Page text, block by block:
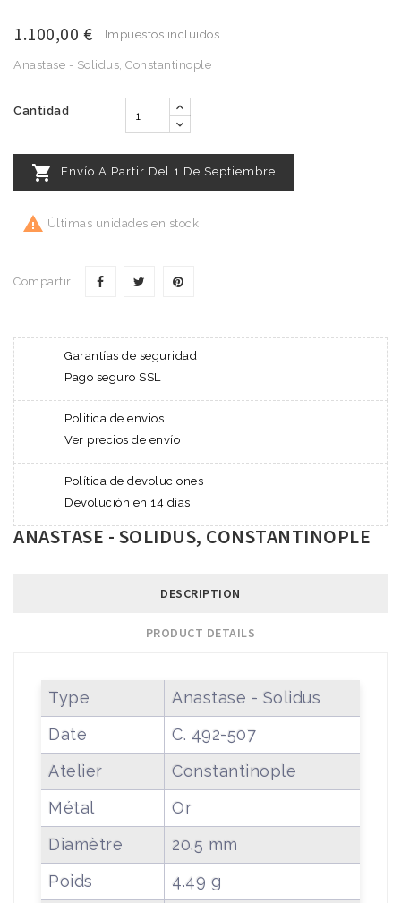
1.100,00 € Impuestos incluidos
Anastase - Solidus, Constantinople
Cantidad
 Envío A Partir Del 1 De Septiembre
 Últimas unidades en stock
Compartir
Garantías de seguridad
Pago seguro SSL
Politica de envios
Ver precios de envío
Política de devoluciones
Devolución en 14 días
ANASTASE - SOLIDUS, CONSTANTINOPLE
DESCRIPTION
PRODUCT DETAILS
Type
Anastase - Solidus
Date
C. 492-507
Atelier
Constantinople
Métal
Or
Diamètre
20.5 mm
Poids
4.49 g